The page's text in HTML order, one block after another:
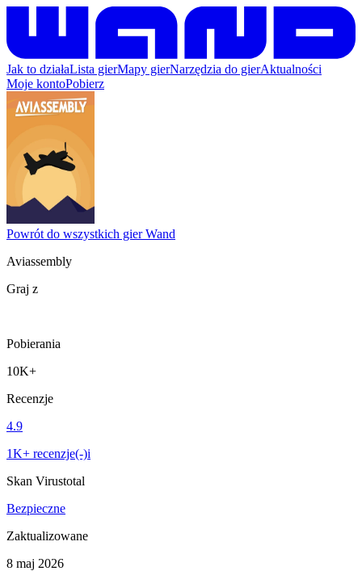
Jak to działaLista gierMapy gierNarzędzia do gierAktualności
Moje kontoPobierz
Powrót do wszystkich gier Wand
Aviassembly
Graj z
Pobierania
10K+
Recenzje
4.9
1K+ recenzje(-)i
Skan Virustotal
Bezpieczne
Zaktualizowane
8 maj 2026